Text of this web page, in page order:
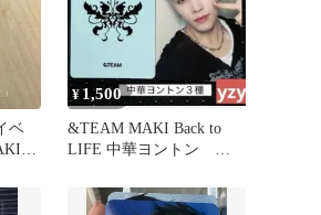
ベ
¥ 1,500
&TEAM MAKI Back to
LIFE 中華ヨントン ト